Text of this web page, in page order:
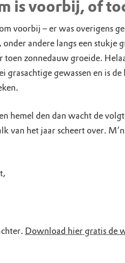
is voorbij, of
voorbij – er was overigens
andere langs een stukje
toen zonnedauw groeide.
grasachtige gewassen en is de
hemel den dan wacht de
van het jaar scheert over.
Download hier gratis de